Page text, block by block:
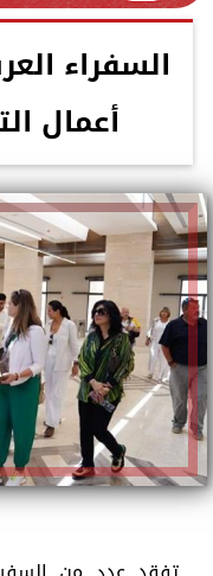
السفراء
أعمال